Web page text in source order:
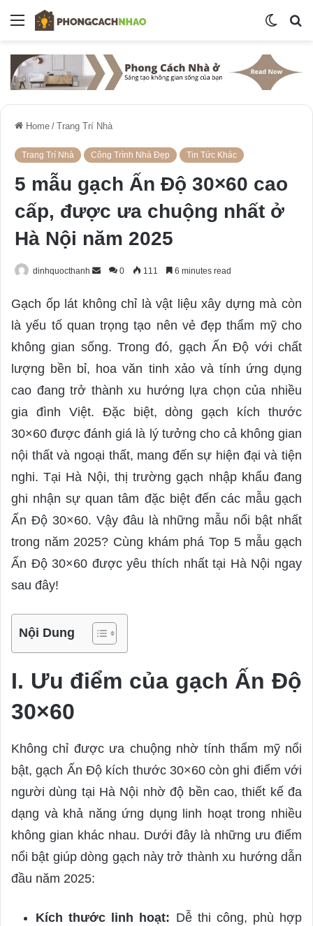
Menu
Switch
Home / Trang Trí Nhà
Trang Trí Nhà Công Trình Nhà Đẹp Tin Tức Khác
5 mẫu gạch Ấn Độ 30×60 cao
cấp, được ưa chuộng nhất ở
Hà Nội năm 2025
dinhquocthanh
n
d
n
e
m
0 111 6 minutes read
Gạch ốp lát không chỉ là vật liệu xây dựng mà còn
là yếu tố quan trọng tạo nên vẻ đẹp thẩm mỹ cho
không gian sống. Trong đó, gạch Ấn Độ với chất
lượng bền bỉ, hoa văn tinh xảo và tính ứng dụng
cao đang trở thành xu hướng lựa chọn của nhiều
gia đình Việt. Đặc biệt, dòng gạch kích thước
30×60 được đánh giá là lý tưởng cho cả không gian
nội thất và ngoại thất, mang đến sự hiện đại và tiện
nghi. Tại Hà Nội, thị trường gạch nhập khẩu đang
ghi nhận sự quan tâm đặc biệt đến các mẫu gạch
Ấn Độ 30×60. Vậy đâu là những mẫu nổi bật nhất
trong năm 2025? Cùng khám phá Top 5 mẫu gạch
Ấn Độ 30×60 được yêu thích nhất tại Hà Nội ngay
sau đây!
Nội Dung
I. Ưu điểm của gạch Ấn Độ
30×60
Không chỉ được ưa chuộng nhờ tính thẩm mỹ nổi
bật, gạch Ấn Độ kích thước 30×60 còn ghi điểm với
người dùng tại Hà Nội nhờ độ bền cao, thiết kế đa
dạng và khả năng ứng dụng linh hoạt trong nhiều
không gian khác nhau. Dưới đây là những ưu điểm
nổi bật giúp dòng gạch này trở thành xu hướng dẫn
đầu năm 2025:
Kích thước linh hoạt: Dễ thi công, phù hợp